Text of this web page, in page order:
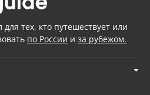
тех, кто путешествует или
по России и за рубежом.